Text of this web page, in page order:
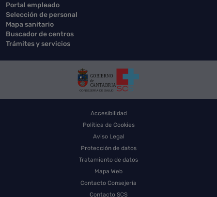
Portal empleado
Selección de personal
Mapa sanitario
Buscador de centros
Trámites y servicios
Accesibilidad
Política de Cookies
Aviso Legal
Protección de datos
Tratamiento de datos
Mapa Web
Contacto Consejería
Contacto SCS